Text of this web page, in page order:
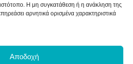
Η μη συγκατάθεση ή η ανάκληση της
αρνητικά ορισμένα χαρακτηριστικά
Αποδοχή